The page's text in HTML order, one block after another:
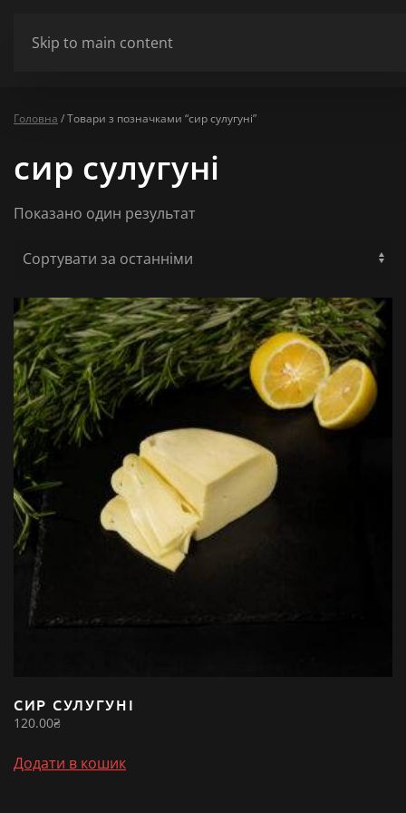
Skip to main content
Головна / Товари з позначками “сир сулугуні”
сир сулугуні
Показано один результат
СИР СУЛУГУНІ
120.00₴
Додати в кошик